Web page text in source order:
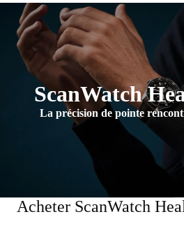
ScanWatch
La précision de pointe
Acheter ScanWatch